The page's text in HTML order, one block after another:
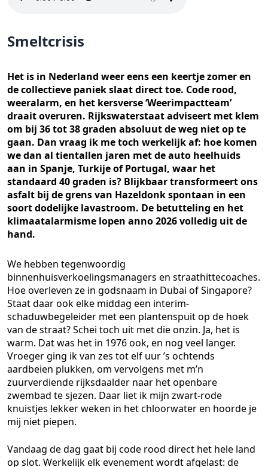
Smeltcrisis
Het is in Nederland weer eens een keertje zomer en
de collectieve paniek slaat direct toe. Code rood,
weeralarm, en het kersverse ‘Weerimpactteam’
draait overuren. Rijkswaterstaat adviseert met klem
om bij 36 tot 38 graden absoluut de weg niet op te
gaan. Dan vraag ik me toch werkelijk af: hoe komen
we dan al tientallen jaren met de auto heelhuids
aan in Spanje, Turkije of Portugal, waar het
standaard 40 graden is? Blijkbaar transformeert ons
asfalt bij de grens van Hazeldonk spontaan in een
soort dodelijke lavastroom. De betutteling en het
klimaatalarmisme lopen anno 2026 volledig uit de
hand.
We hebben tegenwoordig
binnenhuisverkoelingsmanagers en straathittecoaches.
Hoe overleven ze in godsnaam in Dubai of Singapore?
Staat daar ook elke middag een interim-
schaduwbegeleider met een plantenspuit op de hoek
van de straat? Schei toch uit met die onzin. Ja, het is
warm. Dat was het in 1976 ook, en nog veel langer.
Vroeger ging ik van zes tot elf uur ’s ochtends
aardbeien plukken, om vervolgens met m’n
zuurverdiende rijksdaalder naar het openbare
zwembad te sjezen. Daar liet ik mijn zwart-rode
knuistjes lekker weken in het chloorwater en hoorde je
mij niet piepen.
Vandaag de dag gaat bij code rood direct het hele land
op slot. Werkelijk elk evenement wordt afgelast: de